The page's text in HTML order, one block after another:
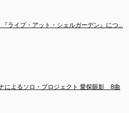
『ライブ・アット・シェルガーデン』につ...
によるソロ・プロジェクト 愛探眼影　8曲